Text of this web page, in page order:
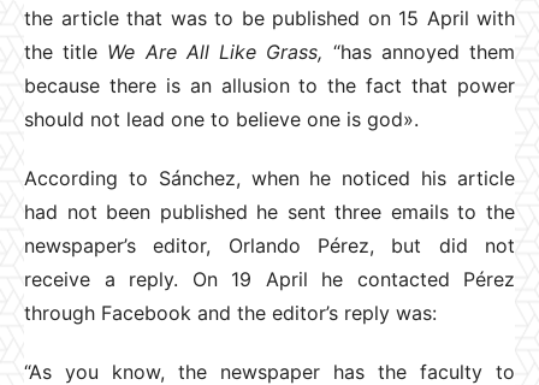
the article that was to be published on 15 April with
the title We Are All Like Grass, “has annoyed them
because there is an allusion to the fact that power
should not lead one to believe one is god».
According to Sánchez, when he noticed his article
had not been published he sent three emails to the
newspaper’s editor, Orlando Pérez, but did not
receive a reply. On 19 April he contacted Pérez
through Facebook and the editor’s reply was:
“As you know, the newspaper has the faculty to